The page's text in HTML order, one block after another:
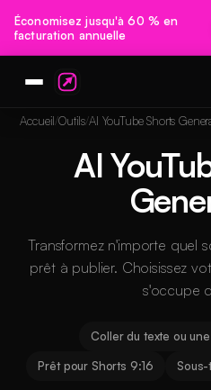
Économisez jusqu'à 60 % en
facturation annuelle
Accueil Outils AI YouTube Shorts
AI
Transformez n'importe quel
prêt à publier. Choisissez
s'occupe
Coller du texte ou une
Prêt pour Shorts 9:16